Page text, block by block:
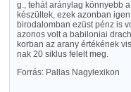
g., tehát aránylag könnyebb
készültek, ezek azonban
birodalomban ezüst pénz is
azonos volt a babiloniai
korban az arany értékének
nak 20 siklus felelt meg.
Forrás: Pallas Nagylexikon